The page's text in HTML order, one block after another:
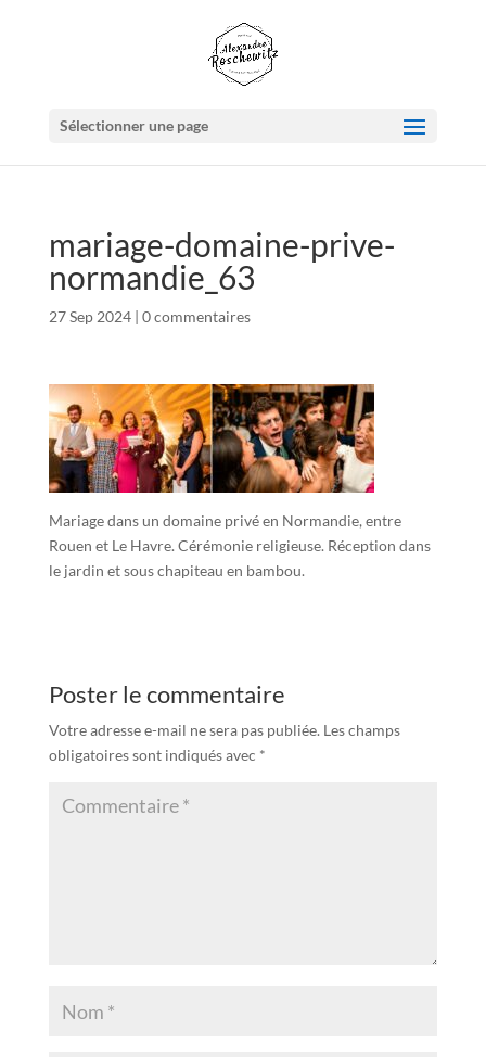
Sélectionner une page
mariage-domaine-prive-
normandie_63
27 Sep 2024| 0 commentaires
Mariage dans un domaine privé en Normandie, entre
Rouen et Le Havre. Cérémonie religieuse. Réception dans
le jardin et sous chapiteau en bambou.
Poster le commentaire
Votre adresse e-mail ne sera pas publiée. Les champs
obligatoires sont indiqués avec *